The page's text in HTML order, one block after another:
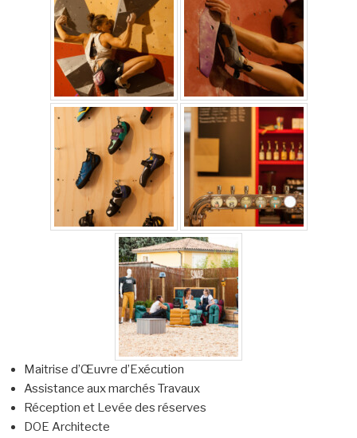
Maitrise d’Œuvre d’Exécution
Assistance aux marchés Travaux
Réception et Levée des réserves
DOE Architecte